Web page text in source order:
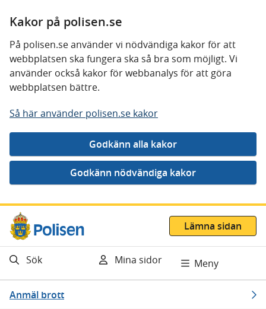
Kakor på polisen.se
På polisen.se använder vi nödvändiga kakor för att
webbplatsen ska fungera ska så bra som möjligt. Vi
använder också kakor för webbanalys för att göra
webbplatsen bättre.
Så här använder polisen.se kakor
Gå direkt till innehåll
Lämna sidan
Sök Mina sidor Meny
Anmäl brott